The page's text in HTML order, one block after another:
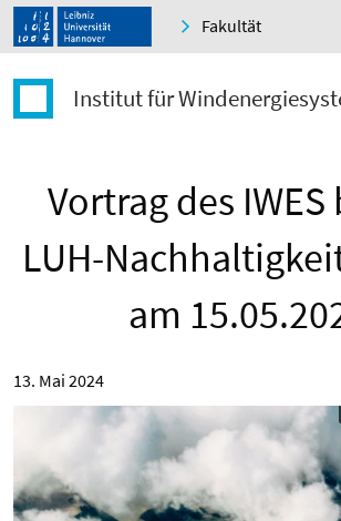
Fakultät
Institut für
Vortrag des
LUH-
am
13. Mai 2024